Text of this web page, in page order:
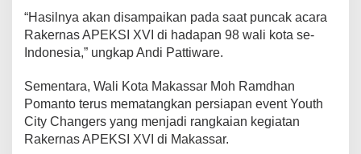
r
a
i
d
i
Y
o
u
“Hasilnya akan disampaikan pada saat puncak acara
Rakernas APEKSI XVI di hadapan 98 wali kota se-
Indonesia,” ungkap Andi Pattiware.
Sementara, Wali Kota Makassar Moh Ramdhan
Pomanto terus mematangkan persiapan event Youth
City Changers yang menjadi rangkaian kegiatan
Rakernas APEKSI XVI di Makassar.